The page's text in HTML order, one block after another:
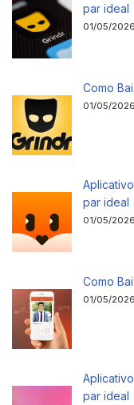
par ideal
01/05/2026
Como
01/05/2026
par ideal
01/05/2026
Como
01/05/2026
par ideal